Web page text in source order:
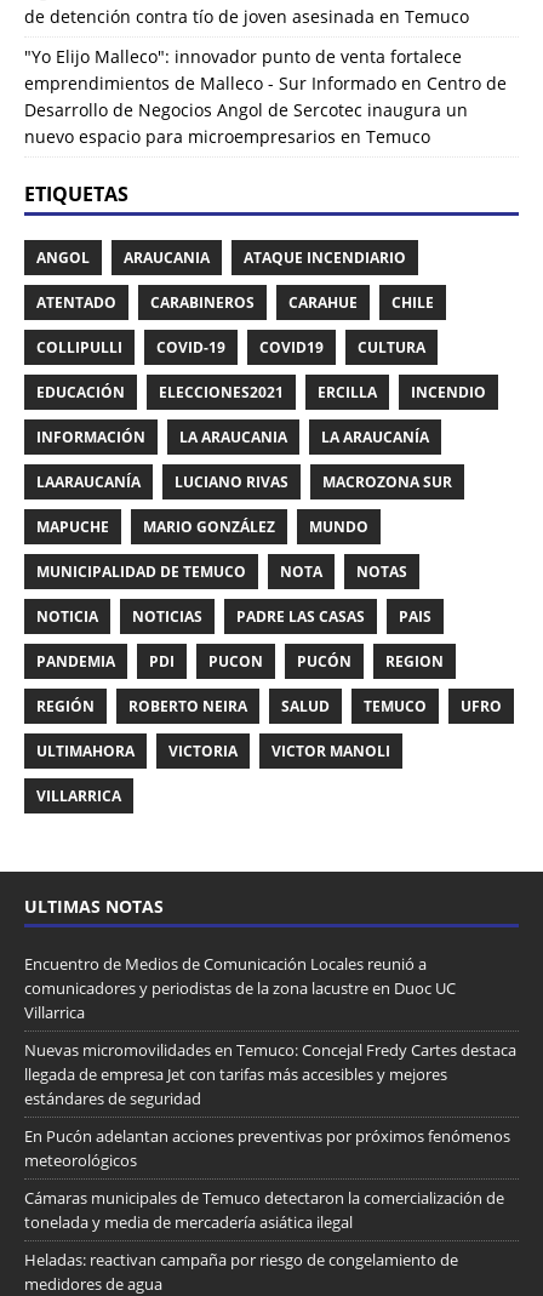
de detención contra tío de joven asesinada en Temuco
"Yo Elijo Malleco": innovador punto de venta fortalece
emprendimientos de Malleco - Sur Informado en Centro de
Desarrollo de Negocios Angol de Sercotec inaugura un
nuevo espacio para microempresarios en Temuco
ETIQUETAS
ANGOL ARAUCANIA ATAQUE INCENDIARIO
ATENTADO CARABINEROS CARAHUE CHILE
COLLIPULLI COVID-19 COVID19 CULTURA
EDUCACIÓN ELECCIONES2021 ERCILLA INCENDIO
INFORMACIÓN LA ARAUCANIA LA ARAUCANÍA
LAARAUCANÍA LUCIANO RIVAS MACROZONA SUR
MAPUCHE MARIO GONZÁLEZ MUNDO
MUNICIPALIDAD DE TEMUCO NOTA NOTAS
NOTICIA NOTICIAS PADRE LAS CASAS PAIS
PANDEMIA PDI PUCON PUCÓN REGION
REGIÓN ROBERTO NEIRA SALUD TEMUCO UFRO
ULTIMAHORA VICTORIA VICTOR MANOLI
VILLARRICA
ULTIMAS NOTAS
Encuentro de Medios de Comunicación Locales reunió a
comunicadores y periodistas de la zona lacustre en Duoc UC
Villarrica
Nuevas micromovilidades en Temuco: Concejal Fredy Cartes destaca
llegada de empresa Jet con tarifas más accesibles y mejores
estándares de seguridad
En Pucón adelantan acciones preventivas por próximos fenómenos
meteorológicos
Cámaras municipales de Temuco detectaron la comercialización de
tonelada y media de mercadería asiática ilegal
Heladas: reactivan campaña por riesgo de congelamiento de
medidores de agua